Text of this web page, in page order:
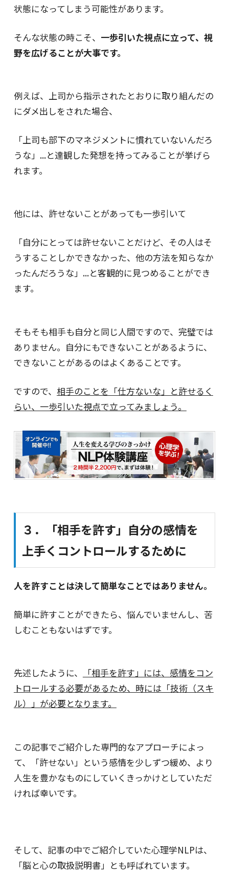
状態になってしまう可能性があります。
そんな状態の時こそ、 一歩引いた視点に立って、視
野を広げることが大事です。
例えば、上司から指示されたとおりに取り組んだの
にダメ出しをされた場合、
「上司も部下のマネジメントに慣れていないんだろ
うな」...と達観した発想を持ってみることが挙げら
れます。
他には、許せないことがあっても一歩引いて
「自分にとっては許せないことだけど、その人はそ
うすることしかできなかった、他の方法を知らなか
ったんだろうな」...と客観的に見つめることができ
ます。
そもそも相手も自分と同じ人間ですので、完璧では
ありません。自分にもできないことがあるように、
できないことがあるのはよくあることです。
ですので、 相手のことを「仕方ないな」と許せるく
らい、一歩引いた視点で立ってみましょう。
３．「相手を許す」自分の感情を
上手くコントロールするために
人を許すことは決して簡単なことではありません。
簡単に許すことができたら、悩んでいませんし、苦
しむこともないはずです。
先述したように、
「相手を許す」には、感情をコン
トロールする必要があるため、時には「技術（スキ
ル）」が必要となります。
この記事でご紹介した専門的なアプローチによっ
て、「許せない」という感情を少しずつ緩め、より
人生を豊かなものにしていくきっかけとしていただ
ければ幸いです。
そして、記事の中でご紹介していた心理学NLPは、
「脳と心の取扱説明書」とも呼ばれています。